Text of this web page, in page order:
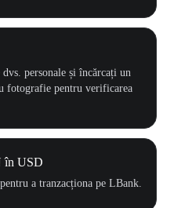
personale și încărcați un
fotografie pentru verificarea
în USD
a tranzacționa pe LBank.